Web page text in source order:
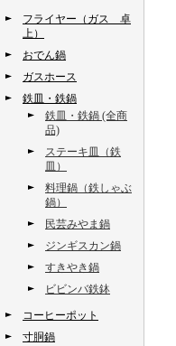
フライヤー（ガス 卓
上）
おでん鍋
ガスホース
鉄皿・鉄鍋
鉄皿・鉄鍋 (全商
品)
ステーキ皿（鉄
皿）
料理鍋（鉄しゃぶ
鍋）
民芸みやま鍋
ジンギスカン鍋
すきやき鍋
ビビンバ鉄鉢
コーヒーポット
寸胴鍋